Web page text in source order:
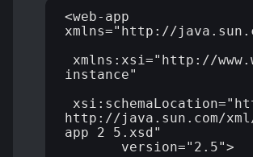
<web-app
xmlns="http://
xmlns:xsi="http://
instance"
http://java.sun.com/
app_2_5.xsd"
version="2.5">